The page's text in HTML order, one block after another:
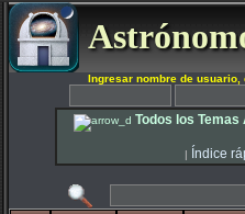
Ingresar nombre de
Todos los
| Índice